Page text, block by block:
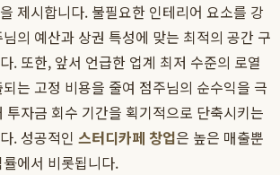
제시합니다. 불필요한 인테리어 요소를 강
의 예산과 상권 특성에 맞는 최적의 공간 구
. 또한, 앞서 언급한 업계 최저 수준의 로열
는 고정 비용을 줄여 점주님의 순수익을 극
투자금 회수 기간을 획기적으로 단축시키는
. 성공적인 스터디카페 창업은 높은 매출뿐
에서 비롯됩니다.